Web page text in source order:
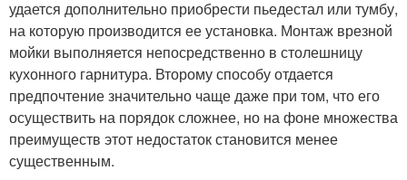
удается дополнительно приобрести пьедестал или тумбу,
на которую производится ее установка. Монтаж врезной
мойки выполняется непосредственно в столешницу
кухонного гарнитура. Второму способу отдается
предпочтение значительно чаще даже при том, что его
осуществить на порядок сложнее, но на фоне множества
преимуществ этот недостаток становится менее
существенным.